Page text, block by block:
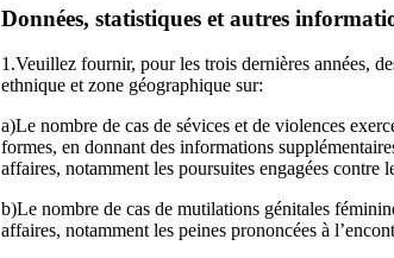
Données, statistiques et autres
1.Veuillez fournir, pour les trois dernières années,
ethnique et zone géographique sur:
a)Le nombre de cas de sévices et de violences
formes, en donnant des informations
affaires, notamment les poursuites engagées contre
b)Le nombre de cas de mutilations génitales
affaires, notamment les peines prononcées à